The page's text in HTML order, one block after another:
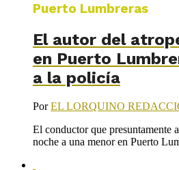
Puerto Lumbreras
El autor del
en Puerto
a la policía
PorEL LORQUINO
El conductor que presuntamente
noche a una menor en Puerto